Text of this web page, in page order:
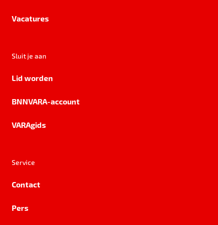
Vacatures
Sluit je aan
Lid worden
BNNVARA-account
VARAgids
Service
Contact
Pers